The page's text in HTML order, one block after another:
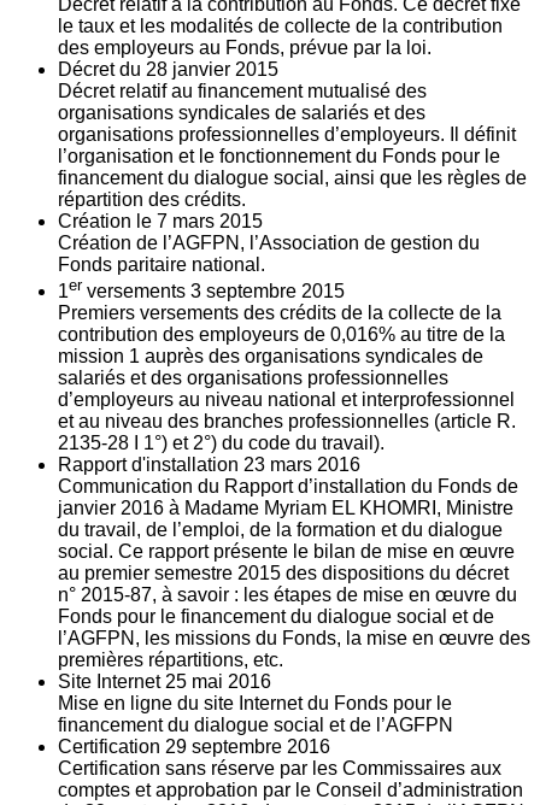
Décret relatif à la contribution au Fonds. Ce décret fixe
le taux et les modalités de collecte de la contribution
des employeurs au Fonds, prévue par la loi.
Décret du 28 janvier 2015
Décret relatif au financement mutualisé des
organisations syndicales de salariés et des
organisations professionnelles d’employeurs. Il définit
l’organisation et le fonctionnement du Fonds pour le
financement du dialogue social, ainsi que les règles de
répartition des crédits.
Création le 7 mars 2015
Création de l’AGFPN, l’Association de gestion du
Fonds paritaire national.
1er versements 3 septembre 2015
Premiers versements des crédits de la collecte de la
contribution des employeurs de 0,016% au titre de la
mission 1 auprès des organisations syndicales de
salariés et des organisations professionnelles
d’employeurs au niveau national et interprofessionnel
et au niveau des branches professionnelles (article R.
2135‐28 I 1°) et 2°) du code du travail).
Rapport d'installation 23 mars 2016
Communication du Rapport d’installation du Fonds de
janvier 2016 à Madame Myriam EL KHOMRI, Ministre
du travail, de l’emploi, de la formation et du dialogue
social. Ce rapport présente le bilan de mise en œuvre
au premier semestre 2015 des dispositions du décret
n° 2015-87, à savoir : les étapes de mise en œuvre du
Fonds pour le financement du dialogue social et de
l’AGFPN, les missions du Fonds, la mise en œuvre des
premières répartitions, etc.
Site Internet 25 mai 2016
Mise en ligne du site Internet du Fonds pour le
financement du dialogue social et de l’AGFPN
Certification 29 septembre 2016
Certification sans réserve par les Commissaires aux
comptes et approbation par le Conseil d’administration